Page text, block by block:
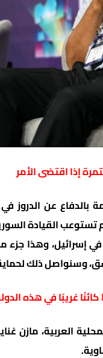
إذا اقتضى الأمر
بالدفاع عن الدروز
القيادة
إسرائيل، وهذا جزء
وسنواصل ذلك لحماية
غريبًا في هذه
العربية، مازن